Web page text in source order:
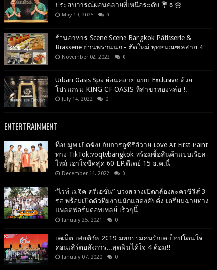
ประสบการณ์ผ่อนคลายที่เหนือระดับ 💐🌷🌼
May 19, 2025 0
ร้านอาหาร Scene Scene Bangkok Pâtisserie &
Brasserie ย่านพรานนก - ตัดใหม่ พุทธมณฑลสาย 4
November 02, 2022 0
Urban Oasis Spa ผ่อนคลาย แบบ Exclusive ด้วย
โปรแกรม KING OF OASIS ที่สาขาทองหล่อ !!
July 14, 2022 0
ENTERTRAINMENT
ท็อปมูฟ เปิดซิง! กับการดูซีรีส์วาย Love At First Paint
ทาง TikTok:voqtvbangkok พร้อมซื้อสินค้าแบบเรียล
ไทม์ เอาใจขีดสุด 60 EP.ดีเดย์ 15 ธ.ค.นี้
December 14, 2022 0
“ไวท์ เมจิค ครีเอชั่น” บวงสรวงเปิดกล้องละครซีรีส์ 3
รส พร้อมเปิดตัวทีมงานนักแสดงคับคั่ง เตรียมฉายทาง
แพลตฟอร์มดอทเพลย์ เร็วๆนี้
January 25, 2021 0
เคเม็ต เฟสติวัล 2019 มหกรรมคนรักเค-ป็อปโดนใจ
คอนเสิร์ตอลังการ...สุดฟินได้ใจ 4 ด้อม!!
January 07, 2020 0